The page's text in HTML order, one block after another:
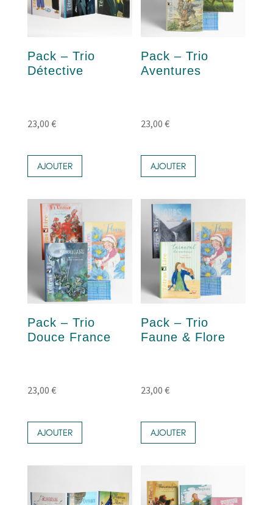
Pack – Trio
Détective
23,00 €
AJOUTER
Pack – Trio
Aventures
23,00€
AJOUTER
Pack – Trio
Douce France
23,00 €
AJOUTER
Pack – Trio
Faune & Flore
23,00€
AJOUTER